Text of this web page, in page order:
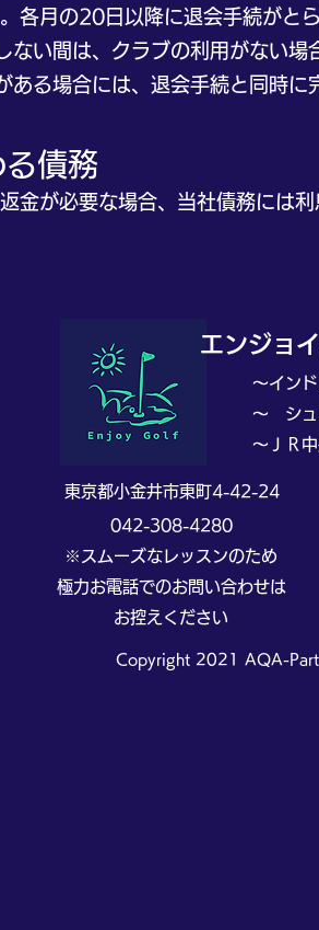
20日以降に退会手続がとら
い間は、クラブの利用がない場
る場合には、退会手続と同時に
債務
金が必要な場合、当社債務には利
エンジョイ
～イン
～ シュ
～ＪＲ
東京都小金井市東町4-42-24
042-308-4280
※スムーズなレッスンのため
極力お電話でのお問い合わせは
​お控えください
Copyright 2021 AQA-